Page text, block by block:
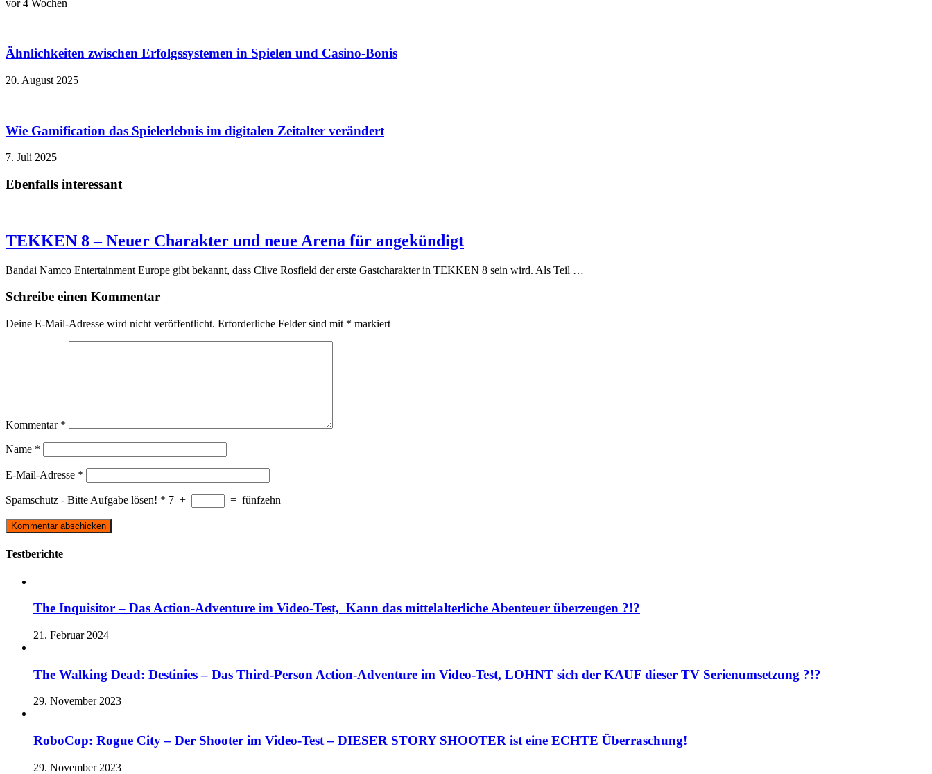
vor 4 Wochen
Ähnlichkeiten zwischen Erfolgssystemen in Spielen und Casino‑Bonis
20. August 2025
Wie Gamification das Spielerlebnis im digitalen Zeitalter verändert
7. Juli 2025
Ebenfalls interessant
TEKKEN 8 – Neuer Charakter und neue Arena für angekündigt
Bandai Namco Entertainment Europe gibt bekannt, dass Clive Rosfield der erste Gastcharakter in TEKKEN 8 sein wird. Als Teil …
Schreibe einen Kommentar
Deine E-Mail-Adresse wird nicht veröffentlicht. Erforderliche Felder sind mit * markiert
Kommentar *
Name *
E-Mail-Adresse *
Spamschutz - Bitte Aufgabe lösen! * 7 + = fünfzehn
Testberichte
The Inquisitor – Das Action-Adventure im Video-Test, Kann das mittelalterliche Abenteuer überzeugen ?!?
21. Februar 2024
The Walking Dead: Destinies – Das Third-Person Action-Adventure im Video-Test, LOHNT sich der KAUF dieser TV Serienumsetzung ?!?
29. November 2023
RoboCop: Rogue City – Der Shooter im Video-Test – DIESER STORY SHOOTER ist eine ECHTE Überraschung!
29. November 2023